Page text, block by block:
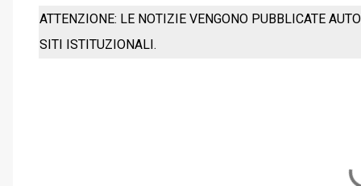
ATTENZIONE: LE NOTIZIE VENGONO PUBBLICATE
SITI ISTITUZIONALI.